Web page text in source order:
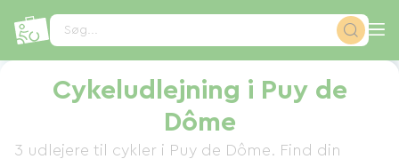
Søg...
Cykeludlejning i Puy de
Dôme
3 udlejere til cykler i Puy de Dôme. Find din
CCookie-styringspanel